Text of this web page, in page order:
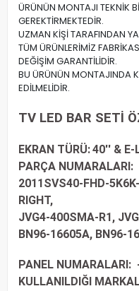
ÜRÜNÜN MONTAJI TEKNİK
GEREKTİRMEKTEDİR.
UZMAN KİŞİ TARAFINDAN
TÜM ÜRÜNLERİMİZ
DEĞİŞİM GARANTİLİDİR.
BU ÜRÜNÜN MONTAJINDA
EDİLMELİDİR.
TV LED BAR SETİ
EKRAN TÜRÜ:40'' & E-
PARÇA NUMARALARI:
2011SVS40-FHD-
RIGHT,
JVG4-400SMA-R1,
BN96-16605A, BN96-
PANEL NUMARALARI:
KULLANILDI ĞI